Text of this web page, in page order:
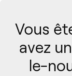
Vous
avez
le-